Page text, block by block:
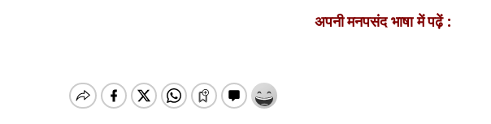
अपनी मनपसंद भाषा में पढ़ें :